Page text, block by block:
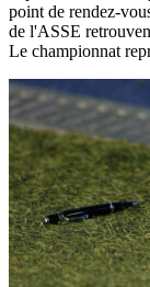
point de rendez-
de l'ASSE
Le championnat